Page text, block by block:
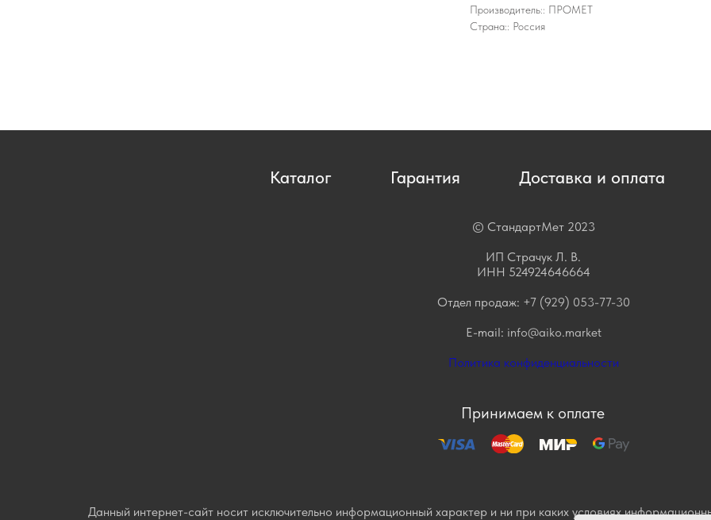
Производитель:: ПРОМЕТ
Страна:: Россия
Каталог Гарантия Доставка и оплата
© СтандартМет 2023
ИП Страчук Л. В.
ИНН 524924646664
Отдел продаж: +7 (929) 053-77-30
E-mail: info@aiko.market
Политика конфиденциальности
Принимаем к оплате
Данный интернет-сайт носит исключительно информационный характер и ни при каких условиях